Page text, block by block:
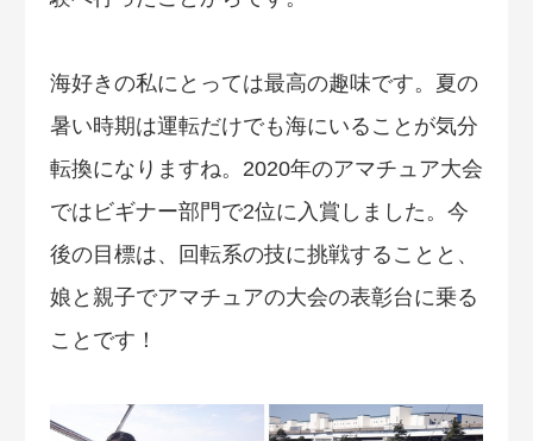
海好きの私にとっては最高の趣味です。夏の
暑い時期は運転だけでも海にいることが気分
転換になりますね。2020年のアマチュア大会
ではビギナー部門で2位に入賞しました。今
後の目標は、回転系の技に挑戦することと、
娘と親子でアマチュアの大会の表彰台に乗る
ことです！